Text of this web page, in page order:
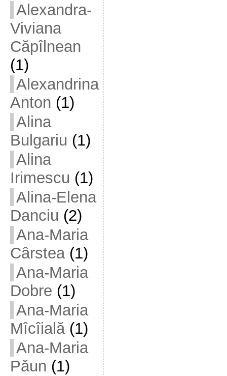
Alexandra-
Viviana
Căpîlnean
(1)
Alexandrina
Anton (1)
Alina
Bulgariu (1)
Alina
Irimescu (1)
Alina-Elena
Danciu (2)
Ana-Maria
Cârstea(1)
Ana-Maria
Dobre (1)
Ana-Maria
Mîcîială(1)
Ana-Maria
Păun (1)